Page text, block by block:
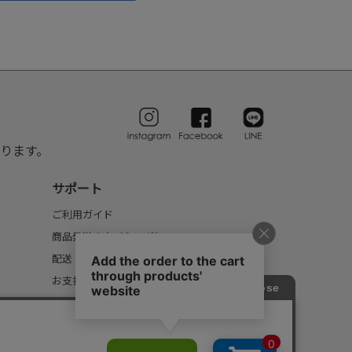
ます。
サポート
ご利用ガイド
商品発送のタイミングについて
配送・送料について
お支払いについて
返品・交換について